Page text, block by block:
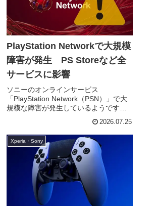
PlayStation Networkで大規模
障害が発生 PS Storeなど全
サービスに影響
ソニーのオンラインサービス
「PlayStation Network（PSN）」で大
規模な障害が発生しているようです。
現時点では、アカウント管理や
PlayStation Storeを含むすべての主要サ
ービスで問題が発生していることが確
認されて...
2026.07.25
Xperia・Sony